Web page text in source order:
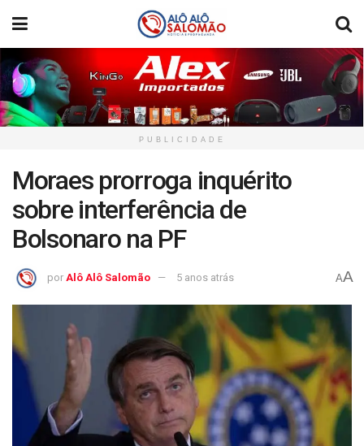
PUBLICIDADE
Moraes prorroga inquérito
sobre interferência de
Bolsonaro na PF
por Alô Alô Salomão 5 anos atrás AA